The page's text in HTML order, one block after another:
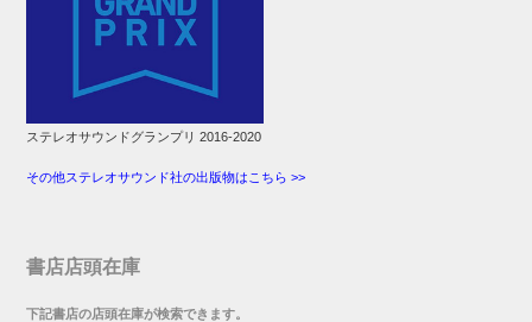
ステレオサウンドグランプリ 2016-2020
その他ステレオサウンド社の出版物はこちら >>
書店店頭在庫
下記書店の店頭在庫が検索できます。